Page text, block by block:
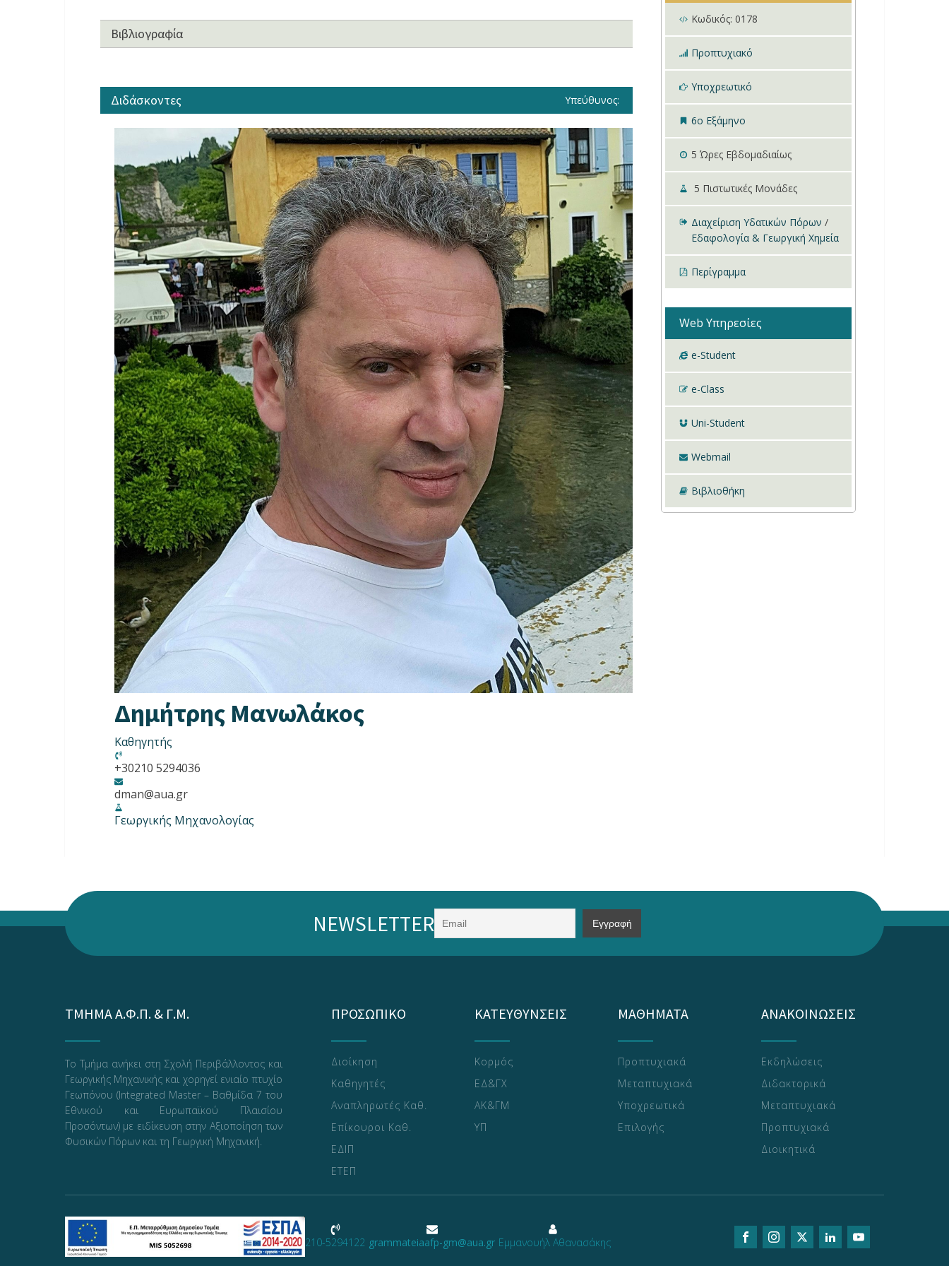
Βιβλιογραφία
Διδάσκοντες Υπεύθυνος:
Δημήτρης Μανωλάκος
Καθηγητής
+30210 5294036
dman@aua.gr
Γεωργικής Μηχανολογίας
Κωδικός: 0178
Προπτυχιακό
Υποχρεωτικό
6ο Εξάμηνο
5 Ώρες Εβδομαδιαίως
5 Πιστωτικές Μονάδες
Διαχείριση Υδατικών Πόρων /
Εδαφολογία & Γεωργική Χημεία
Περίγραμμα
Web Υπηρεσίες
e-Student
e-Class
Uni-Student
Webmail
Βιβλιοθήκη
NEWSLETTER
ΤΜΗΜΑ Α.Φ.Π. & Γ.Μ.
Το Τμήμα ανήκει στη Σχολή Περιβάλλοντος και
Γεωργικής Μηχανικής και χορηγεί ενιαίο πτυχίο
Γεωπόνου (Integrated Master – Βαθμίδα 7 του
Εθνικού και Ευρωπαϊκού Πλαισίου
Προσόντων) με ειδίκευση στην Αξιοποίηση των
Φυσικών Πόρων και τη Γεωργική Μηχανική.
ΠΡΟΣΩΠΙΚΟ
Διοίκηση
Καθηγητές
Αναπληρωτές Καθ.
Επίκουροι Καθ.
ΕΔΙΠ
ΕΤΕΠ
ΚΑΤΕΥΘΥΝΣΕΙΣ
Κορμός
ΕΔ&ΓΧ
ΑΚ&ΓΜ
ΥΠ
ΜΑΘΗΜΑΤΑ
Προπτυχιακά
Μεταπτυχιακά
Υποχρεωτικά
Επιλογής
ΑΝΑΚΟΙΝΩΣΕΙΣ
Εκδηλώσεις
Διδακτορικά
Μεταπτυχιακά
Προπτυχιακά
Διοικητικά
210-5294122 grammateiaafp-gm@aua.gr Εμμανουήλ Αθανασάκης